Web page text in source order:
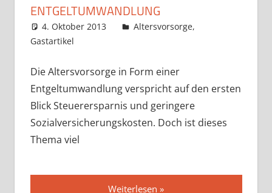
ENTGELTUMWANDLUNG
4. Oktober 2013 admin
Altersvorsorge,
Gastartikel
Die Altersvorsorge in Form einer
Entgeltumwandlung verspricht auf den ersten
Blick Steuerersparnis und geringere
Sozialversicherungskosten. Doch ist dieses
Thema viel
Weiterlesen